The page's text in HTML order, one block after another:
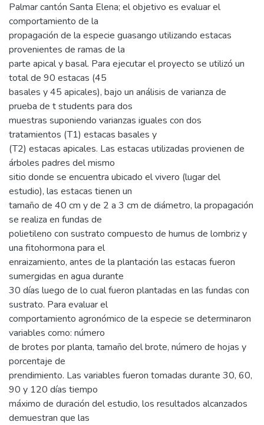
Palmar cantón Santa Elena; el objetivo es evaluar el
comportamiento de la
propagación de la especie guasango utilizando estacas
provenientes de ramas de la
parte apical y basal. Para ejecutar el proyecto se utilizó un
total de 90 estacas (45
basales y 45 apicales), bajo un análisis de varianza de
prueba de t students para dos
muestras suponiendo varianzas iguales con dos
tratamientos (T1) estacas basales y
(T2) estacas apicales. Las estacas utilizadas provienen de
árboles padres del mismo
sitio donde se encuentra ubicado el vivero (lugar del
estudio), las estacas tienen un
tamaño de 40 cm y de 2 a 3 cm de diámetro, la propagación
se realiza en fundas de
polietileno con sustrato compuesto de humus de lombriz y
una fitohormona para el
enraizamiento, antes de la plantación las estacas fueron
sumergidas en agua durante
30 días luego de lo cual fueron plantadas en las fundas con
sustrato. Para evaluar el
comportamiento agronómico de la especie se determinaron
variables como: número
de brotes por planta, tamaño del brote, número de hojas y
porcentaje de
prendimiento. Las variables fueron tomadas durante 30, 60,
90 y 120 días tiempo
máximo de duración del estudio, los resultados alcanzados
demuestran que las